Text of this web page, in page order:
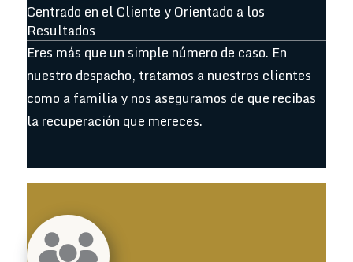
Centrado en el Cliente y Orientado a los
Resultados
Eres más que un simple número de caso. En
nuestro despacho, tratamos a nuestros clientes
como a familia y nos aseguramos de que recibas
la recuperación que mereces.